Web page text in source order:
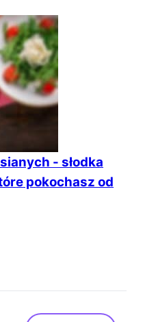
- słodka
pokochasz od